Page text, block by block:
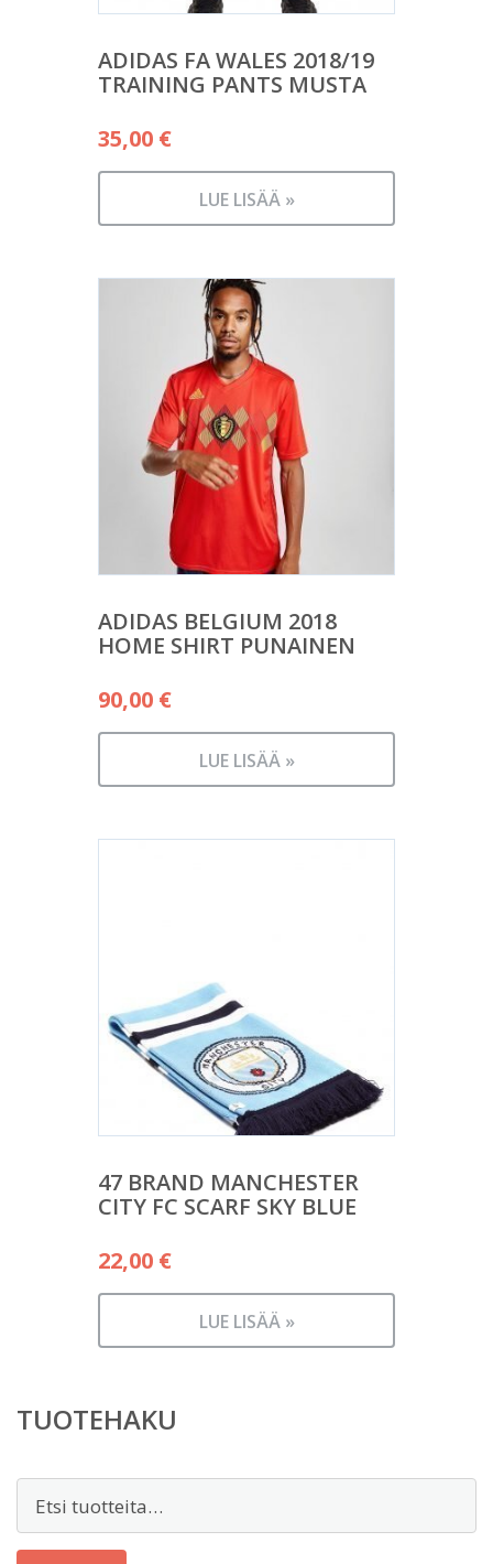
ADIDAS FA WALES 2018/19
TRAINING PANTS MUSTA
35,00 €
LUE LISÄÄ »
ADIDAS BELGIUM 2018
HOME SHIRT PUNAINEN
90,00 €
LUE LISÄÄ »
47 BRAND MANCHESTER
CITY FC SCARF SKY BLUE
22,00 €
LUE LISÄÄ »
TUOTEHAKU